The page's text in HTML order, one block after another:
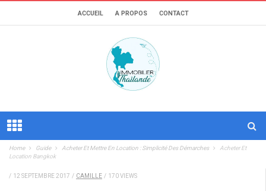
ACCUEIL A PROPOS CONTACT
Home Guide Acheter Et Mettre En Location : Simplicité Des Démarches
Acheter Et
Location Bangkok
/ 12 SEPTEMBRE 2017 / CAMILLE / 170 VIEWS